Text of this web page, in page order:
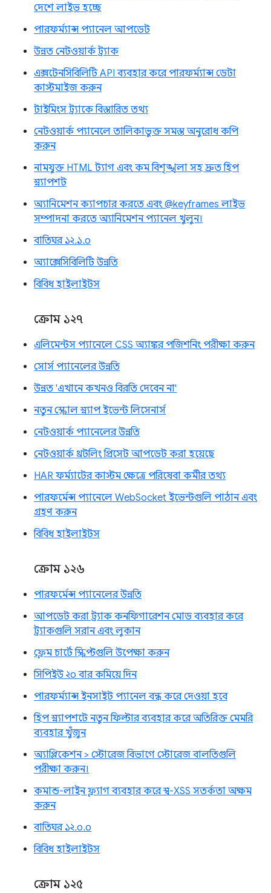
দেশে লাইভ হচ্ছে
পারফর্ম্যান্স প্যানেল আপডেট
উন্নত নেটওয়ার্ক ট্র্যাক
এক্সটেনসিবিলিটি API ব্যবহার করে পারফর্ম্যান্স ডেটা
কাস্টমাইজ করুন
টাইমিংস ট্র্যাকে বিস্তারিত তথ্য
নেটওয়ার্ক প্যানেলে তালিকাভুক্ত সমস্ত অনুরোধ কপি
করুন
নামযুক্ত HTML ট্যাগ এবং কম বিশৃঙ্খলা সহ দ্রুত হিপ
স্ন্যাপশট
অ্যানিমেশন ক্যাপচার করতে এবং @keyframes লাইভ
সম্পাদনা করতে অ্যানিমেশন প্যানেল খুলুন।
বাতিঘর ১২.১.০
অ্যাক্সেসিবিলিটি উন্নতি
বিবিধ হাইলাইটস
ক্রোম ১২৭
এলিমেন্টস প্যানেলে CSS অ্যাঙ্কর পজিশনিং পরীক্ষা করুন
সোর্স প্যানেলের উন্নতি
উন্নত 'এখানে কখনও বিরতি দেবেন না'
নতুন স্ক্রোল স্ন্যাপ ইভেন্ট লিসেনার্স
নেটওয়ার্ক প্যানেলের উন্নতি
নেটওয়ার্ক থ্রটলিং প্রিসেট আপডেট করা হয়েছে
HAR ফর্ম্যাটের কাস্টম ক্ষেত্রে পরিষেবা কর্মীর তথ্য
পারফর্মেন্স প্যানেলে WebSocket ইভেন্টগুলি পাঠান এবং
গ্রহণ করুন
বিবিধ হাইলাইটস
ক্রোম ১২৬
পারফর্মেন্স প্যানেলের উন্নতি
আপডেট করা ট্র্যাক কনফিগারেশন মোড ব্যবহার করে
ট্র্যাকগুলি সরান এবং লুকান
ফ্লেম চার্টে স্ক্রিপ্টগুলি উপেক্ষা করুন
সিপিইউ ২০ বার কমিয়ে দিন
পারফর্ম্যান্স ইনসাইট প্যানেল বন্ধ করে দেওয়া হবে
হিপ স্ন্যাপশটে নতুন ফিল্টার ব্যবহার করে অতিরিক্ত মেমরি
ব্যবহার খুঁজুন
অ্যাপ্লিকেশন > স্টোরেজ বিভাগে স্টোরেজ বালতিগুলি
পরীক্ষা করুন।
কমান্ড-লাইন ফ্ল্যাগ ব্যবহার করে স্ব-XSS সতর্কতা অক্ষম
করুন
বাতিঘর ১২.০.০
বিবিধ হাইলাইটস
ক্রোম ১২৫